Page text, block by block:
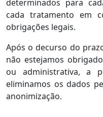
determinados para
cada tratamento em
obrigações legais.
Após o decurso do
não estejamos
ou administrativa, a
eliminamos os dados
anonimização.